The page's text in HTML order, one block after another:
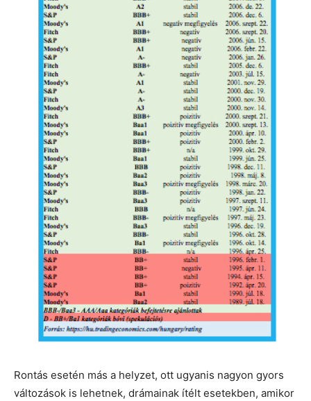
Rontás esetén más a helyzet, ott ugyanis nagyon gyors
változások is lehetnek, drámainak ítélt esetekben, amikor